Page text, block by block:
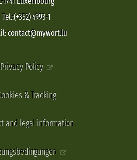
Tel.:(+352) 4993-1
contact@mywort.lu
Privacy Policy
& Tracking
and legal information